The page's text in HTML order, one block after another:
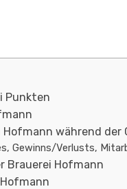
Punkten
während der
Gewinns/Verlusts,
Brauerei Hofmann